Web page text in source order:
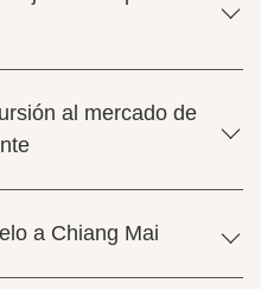
al mercado de
a Chiang Mai